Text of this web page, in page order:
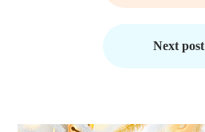
Next post